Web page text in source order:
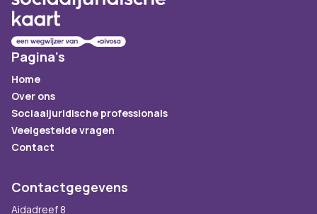
Pagina's
Home
Over ons
Sociaaljuridische professionals
Veelgestelde vragen
Contact
Contactgegevens
Aidadreef 8